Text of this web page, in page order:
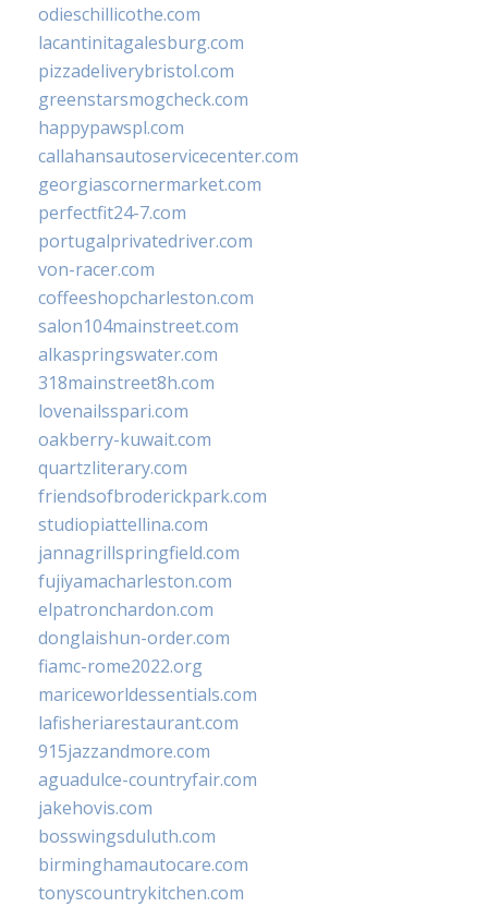
odieschillicothe.com
lacantinitagalesburg.com
pizzadeliverybristol.com
greenstarsmogcheck.com
happypawspl.com
callahansautoservicecenter.com
georgiascornermarket.com
perfectfit24-7.com
portugalprivatedriver.com
von-racer.com
coffeeshopcharleston.com
salon104mainstreet.com
alkaspringswater.com
318mainstreet8h.com
lovenailsspari.com
oakberry-kuwait.com
quartzliterary.com
friendsofbroderickpark.com
studiopiattellina.com
jannagrillspringfield.com
fujiyamacharleston.com
elpatronchardon.com
donglaishun-order.com
fiamc-rome2022.org
mariceworldessentials.com
lafisheriarestaurant.com
915jazzandmore.com
aguadulce-countryfair.com
jakehovis.com
bosswingsduluth.com
birminghamautocare.com
tonyscountrykitchen.com